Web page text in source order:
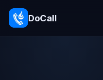
DoCall